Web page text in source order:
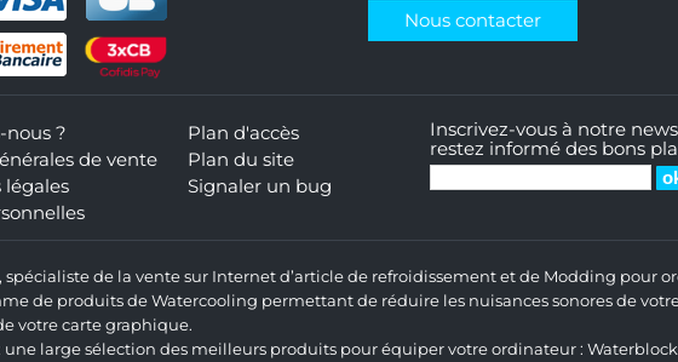
Nous contacter
nous ?
de vente
Plan d'accès
Plan du site
Signaler un bug
Inscrivez-vous à notre
restez informé des bons
spécialiste de la vente sur Internet d’article de refroidissement et de Modding pour
de produits de Watercooling permettant de réduire les nuisances sonores de
votre carte graphique.
une large sélection des meilleurs produits pour équiper votre ordinateur :